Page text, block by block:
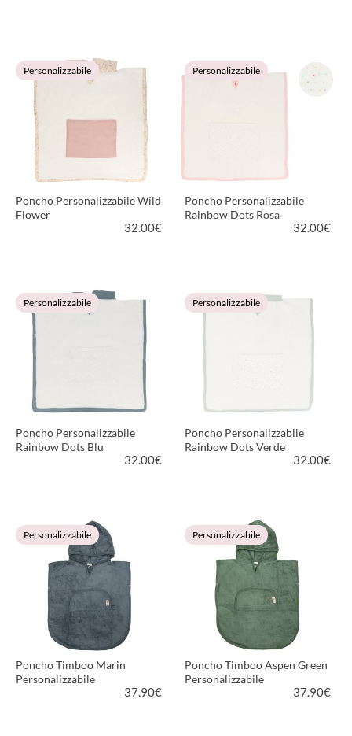
VEDI PRODOTTO VEDI PRODOTTO
Personalizzabile
Poncho Personalizzabile Wild
Flower
32.00€
VEDI PRODOTTO
Personalizzabile
Poncho Personalizzabile
Rainbow Dots Rosa
32.00€
VEDI PRODOTTO
Personalizzabile
Poncho Personalizzabile
Rainbow Dots Blu
32.00€
VEDI PRODOTTO
Personalizzabile
Poncho Personalizzabile
Rainbow Dots Verde
32.00€
VEDI PRODOTTO
Personalizzabile
Poncho Timboo Marin
Personalizzabile
37.90€
Personalizzabile
Poncho Timboo Aspen Green
Personalizzabile
37.90€